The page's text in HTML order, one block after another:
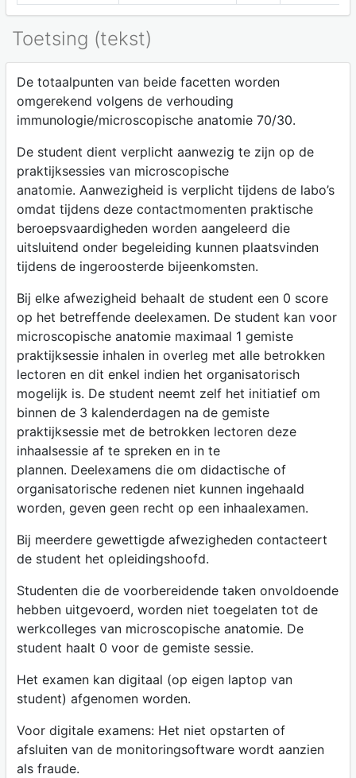
Toetsing (tekst)
De totaalpunten van beide facetten worden
omgerekend volgens de verhouding
immunologie/microscopische anatomie 70/30.
De student dient verplicht aanwezig te zijn op de
praktijksessies van microscopische
anatomie. Aanwezigheid is verplicht tijdens de labo’s
omdat tijdens deze contactmomenten praktische
beroepsvaardigheden worden aangeleerd die
uitsluitend onder begeleiding kunnen plaatsvinden
tijdens de ingeroosterde bijeenkomsten.
Bij elke afwezigheid behaalt de student een 0 score
op het betreffende deelexamen. De student kan voor
microscopische anatomie maximaal 1 gemiste
praktijksessie inhalen in overleg met alle betrokken
lectoren en dit enkel indien het organisatorisch
mogelijk is. De student neemt zelf het initiatief om
binnen de 3 kalenderdagen na de gemiste
praktijksessie met de betrokken lectoren deze
inhaalsessie af te spreken en in te
plannen. Deelexamens die om didactische of
organisatorische redenen niet kunnen ingehaald
worden, geven geen recht op een inhaalexamen.
Bij meerdere gewettigde afwezigheden contacteert
de student het opleidingshoofd.
Studenten die de voorbereidende taken onvoldoende
hebben uitgevoerd, worden niet toegelaten tot de
werkcolleges van microscopische anatomie. De
student haalt 0 voor de gemiste sessie.
Het examen kan digitaal (op eigen laptop van
student) afgenomen worden.
Voor digitale examens: Het niet opstarten of
afsluiten van de monitoringsoftware wordt aanzien
als fraude.